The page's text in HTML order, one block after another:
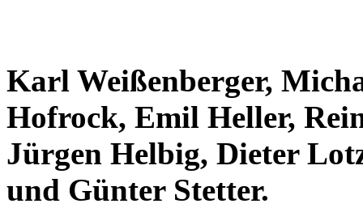
Karl Weißenberger,
Hofrock, Emil Heller,
Jürgen Helbig, Dieter
und Günter Stetter.